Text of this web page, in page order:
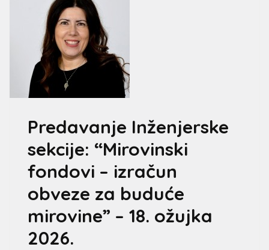
Predavanje Inženjerske
sekcije: “Mirovinski
fondovi – izračun
obveze za buduće
mirovine” – 18. ožujka
2026.